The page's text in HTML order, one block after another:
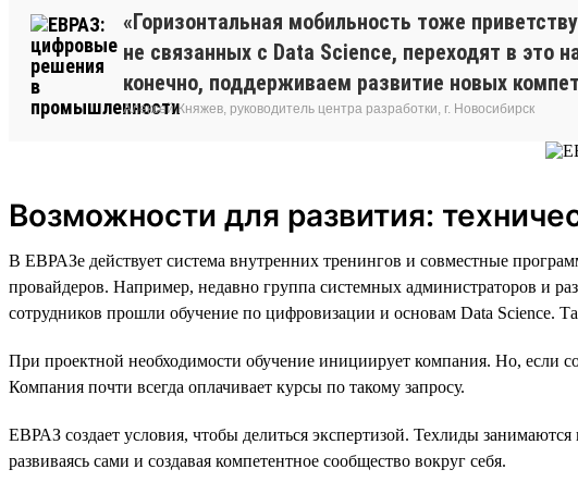
«Горизонтальная мобильность тоже
не связанных с Data Science, переходят в это
конечно, поддерживаем развитие новых
Алексей Княжев, руководитель центра разработки, г. Новосибирск
Возможности для развития:
В ЕВРАЗе действует система внутренних тренингов и совместные
провайдеров. Например, недавно группа системных администраторов и
сотрудников прошли обучение по цифровизации и основам Data Science.
При проектной необходимости обучение инициирует компания. Но, если
Компания почти всегда оплачивает курсы по такому запросу.
ЕВРАЗ создает условия, чтобы делиться экспертизой. Техлиды
развиваясь сами и создавая компетентное сообщество вокруг себя.